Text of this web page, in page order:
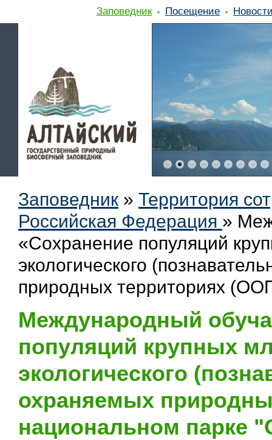
Заповедник Посещение
Заповедник » Территория
Российская Федерация »
«Сохранение популяций
экологического
природных территориях
Международный
популяций крупных
экологического
охраняемых
национальном парке